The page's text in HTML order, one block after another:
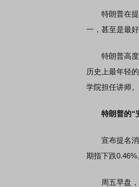
特朗普在提
一，甚至是最
特朗普高度
历史上最年轻
学院担任讲师。
特朗普的“
宣布提名消
期指下跌0.46%
周五早盘，美